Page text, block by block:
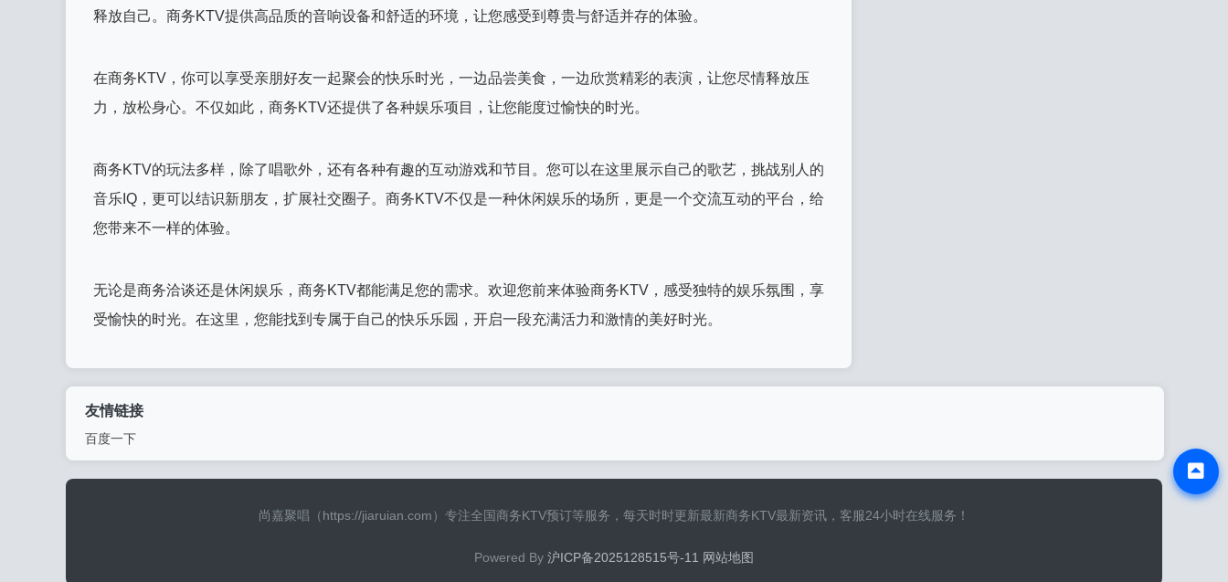
释放自己。商务KTV提供高品质的音响设备和舒适的环境，让您感受到尊贵与舒适并存的体验。
在商务KTV，你可以享受亲朋好友一起聚会的快乐时光，一边品尝美食，一边欣赏精彩的表演，让您尽情释放压
力，放松身心。不仅如此，商务KTV还提供了各种娱乐项目，让您能度过愉快的时光。
商务KTV的玩法多样，除了唱歌外，还有各种有趣的互动游戏和节目。您可以在这里展示自己的歌艺，挑战别人的
音乐IQ，更可以结识新朋友，扩展社交圈子。商务KTV不仅是一种休闲娱乐的场所，更是一个交流互动的平台，给
您带来不一样的体验。
无论是商务洽谈还是休闲娱乐，商务KTV都能满足您的需求。欢迎您前来体验商务KTV，感受独特的娱乐氛围，享
受愉快的时光。在这里，您能找到专属于自己的快乐乐园，开启一段充满活力和激情的美好时光。
友情链接
百度一下
尚嘉聚唱（https://jiaruian.com）专注全国商务KTV预订等服务，每天时时更新最新商务KTV最新资讯，客服24小时在线服务！
Powered By 沪ICP备2025128515号-11 网站地图